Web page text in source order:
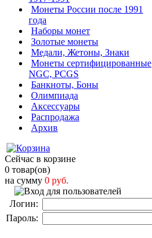
Монеты России после 1991
года
Наборы монет
Золотые монеты
Медали, Жетоны, Знаки
Монеты сертифицированные
NGC, PCGS
Банкноты, Боны
Олимпиада
Аксессуары
Распродажа
Архив
Сейчас в корзине
0 товар(ов)
на сумму 0 руб.
Логин:
Пароль: